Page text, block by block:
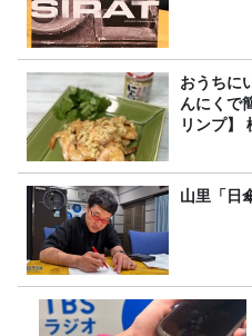
おうちに
んにくで
リンプ】
山里「日